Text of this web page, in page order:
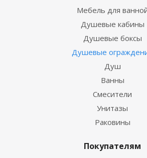
Мебель для
Душевые кабины
Душевые боксы
Душевые
Душ
Ванны
Смесители
Унитазы
Раковины
Покупателям